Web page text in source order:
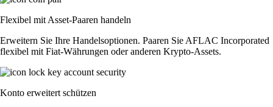
Flexibel mit Asset-Paaren handeln
Erweitern Sie Ihre Handelsoptionen. Paaren Sie AFLAC Incorporated
flexibel mit Fiat-Währungen oder anderen Krypto-Assets.
Konto erweitert schützen